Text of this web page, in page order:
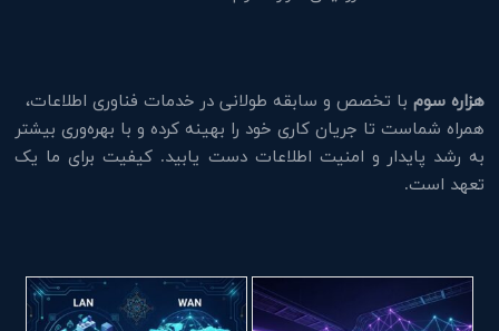
هزاره سوم با تخصص و سابقه طولانی در خدمات فناوری اطلاعات،
همراه شماست تا جریان کاری خود را بهینه کرده و با بهره‌وری بیشتر
به رشد پایدار و امنیت اطلاعات دست یابید. کیفیت برای ما یک
تعهد است.